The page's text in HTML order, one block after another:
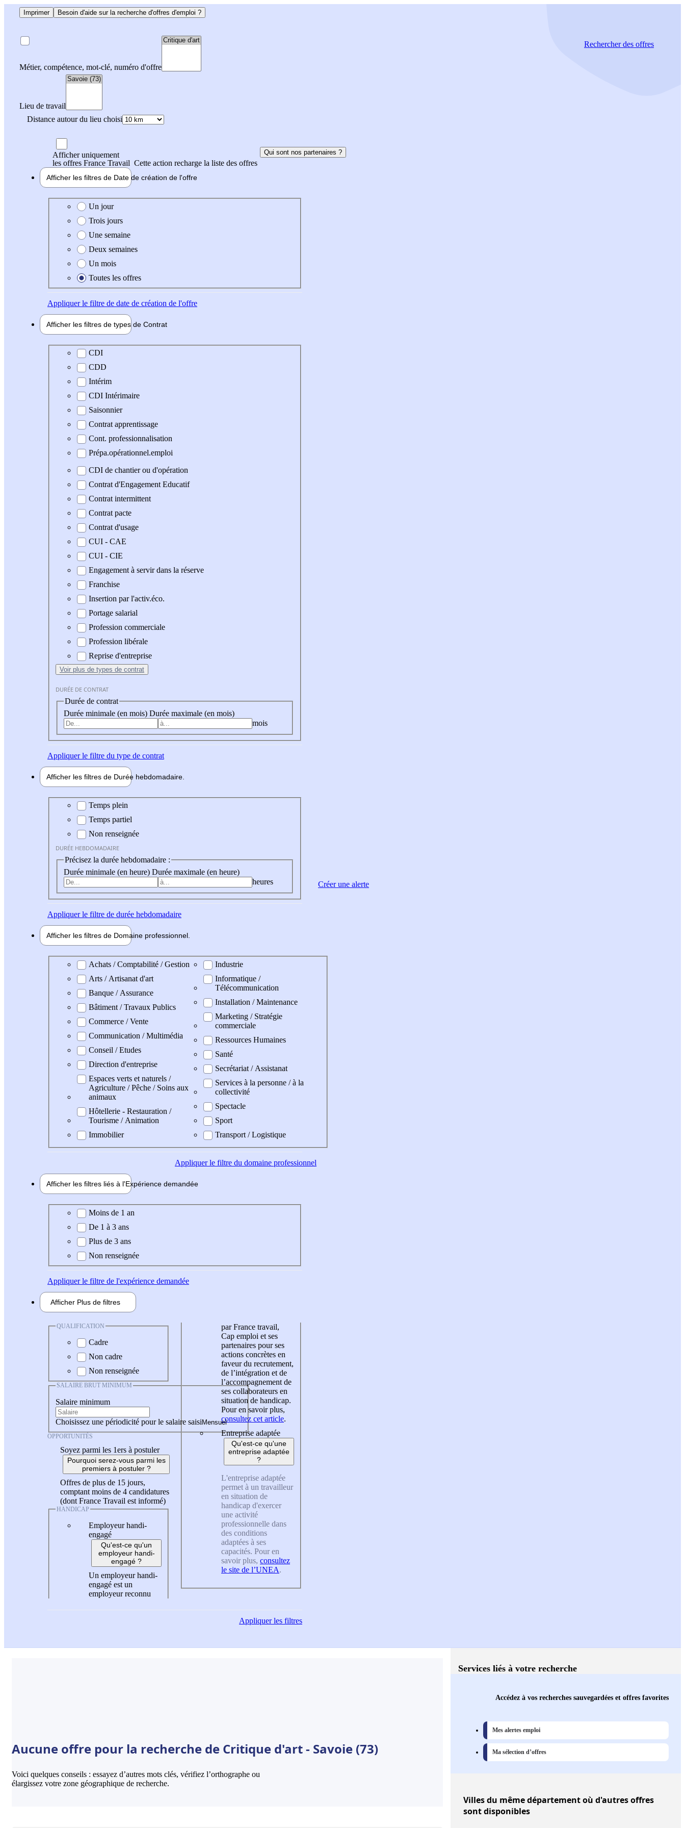
Imprimer Besoin d'aide sur la recherche d'offres d'emploi ?
Métier, compétence, mot-clé, numéro d'offre
Lieu de travail
Distance autour du lieu choisi
Rechercherdes offres
Afficher uniquement
les offres France Travail Cette action recharge la liste des offres
Qui sont nos partenaires ?
Afficher les filtres de Date de création de l'offre
Date de création de l'offre
Un jour
Trois jours
Une semaine
Deux semaines
Un mois
Toutes les offres
Appliquerle filtre de date de création de l'offre
Afficher les filtres de types de Contrat
Type de contrat
CDI
CDD
Intérim
CDI Intérimaire
Saisonnier
Contrat apprentissage
Cont. professionnalisation
Prépa.opérationnel.emploi
CDI de chantier ou d'opération
Contrat d'Engagement Educatif
Contrat intermittent
Contrat pacte
Contrat d'usage
CUI - CAE
CUI - CIE
Engagement à servir dans la réserve
Franchise
Insertion par l'activ.éco.
Portage salarial
Profession commerciale
Profession libérale
Reprise d'entreprise
Voir plus de types de contrat
DURÉE DE CONTRAT
Durée de contrat
Durée minimale (en mois) Durée maximale (en mois)
mois
Appliquerle filtre du type de contrat
Afficher les filtres de Durée hebdomadaire
Durée hebdomadaire
Temps plein
Temps partiel
Non renseignée
DURÉE HEBDOMADAIRE
Précisez la durée hebdomadaire :
Durée minimale (en heure) Durée maximale (en heure)
heures
Appliquerle filtre de durée hebdomadaire
Afficher les filtres de Domaine professionnel
Domaine professionel
Achats / Comptabilité / Gestion
Arts / Artisanat d'art
Banque / Assurance
Bâtiment / Travaux Publics
Commerce / Vente
Communication / Multimédia
Conseil / Etudes
Direction d'entreprise
Espaces verts et naturels /
Agriculture / Pêche / Soins aux
animaux
Hôtellerie - Restauration /
Tourisme / Animation
Immobilier
Industrie
Informatique /
Télécommunication
Installation / Maintenance
Marketing / Stratégie
commerciale
Ressources Humaines
Santé
Secrétariat / Assistanat
Services à la personne / à la
collectivité
Spectacle
Sport
Transport / Logistique
Appliquerle filtre du domaine professionnel
Afficher les filtres liés à l'Expérience demandée
Expérience demandée
Moins de 1 an
De 1 à 3 ans
Plus de 3 ans
Non renseignée
Appliquerle filtre de l'expérience demandée
Afficher Plus de filtres
QUALIFICATION
Cadre
Non cadre
Non renseignée
SALAIRE BRUT MINIMUM
Salaire minimum
Choisissez une périodicité pour le salaire saisi
OPPORTUNITÉS
Soyez parmi les 1ers à postuler
Pourquoi serez-vous parmi les
premiers à postuler ?
Offres de plus de 15 jours,
comptant moins de 4 candidatures
(dont France Travail est informé)
HANDICAP
Employeur handi-
engagé
Qu'est-ce qu'un
employeur handi-
engagé ?
Un employeur handi-
engagé est un
employeur reconnu
par France travail,
Cap emploi et ses
partenaires pour ses
actions concrètes en
faveur du recrutement,
de l’intégration et de
l’accompagnement de
ses collaborateurs en
situation de handicap.
Pour en savoir plus,
consultez cet article.
Entreprise adaptée
Qu'est-ce qu'une
entreprise adaptée
?
L'entreprise adaptée
permet à un travailleur
en situation de
handicap d'exercer
une activité
professionnelle dans
des conditions
adaptées à ses
capacités. Pour en
savoir plus, consultez
le site de l’UNEA.
Appliquerles filtres
Créer une alerte
Aucune offre pour la recherche de Critique d'art - Savoie (73)
Voici quelques conseils : essayez d’autres mots clés, vérifiez l’orthographe ou
élargissez votre zone géographique de recherche.
Services liés à votre recherche
Accédez à vos recherches sauvegardées et offres favorites
Mes alertes emploi
Ma sélection d’offres
Villesdu même département où d'autres offres
sont disponibles